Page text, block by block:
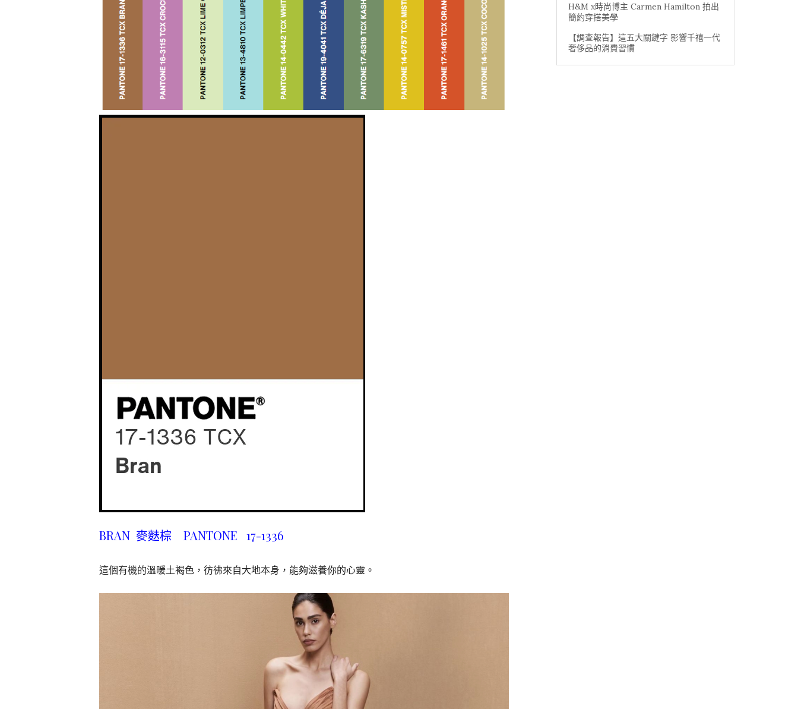
BRAN 麥麩棕 PANTONE 17-1336
這個有機的溫暖土褐色，彷彿來自大地本身，能夠滋養你的心靈。
H&M x時尚博主 Carmen Hamilton 拍出
簡約穿搭美學
【調查報告】這五大關鍵字 影響千禧一代
奢侈品的消費習慣